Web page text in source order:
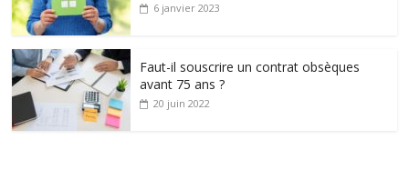
6 janvier 2023
Faut-il souscrire un contrat obsèques
avant 75 ans ?
20 juin 2022